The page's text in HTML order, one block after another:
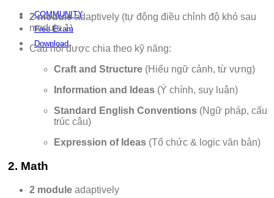
COMMUNITY
Free Exam
Download
2 moduleadaptively (tự động điều chỉnh độ khó sau
module 1)
Câu hỏi được chia theo kỹ năng:
Craft and Structure (Hiểu ngữ cảnh, từ vựng)
Information and Ideas (Ý chính, suy luận)
Standard English Conventions (Ngữ pháp, cấu
trúc câu)
Expression of Ideas (Tổ chức & logic văn bản)
2. Math
2 module adaptively